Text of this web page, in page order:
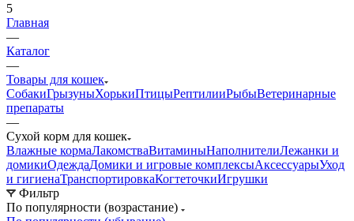
5
Главная
—
Каталог
—
Товары для кошек
СобакиГрызуныХорькиПтицыРептилииРыбыВетеринарные
препараты
—
Сухой корм для кошек
Влажные кормаЛакомстваВитаминыНаполнителиЛежанки и
домикиОдеждаДомики и игровые комплексыАксессуарыУход
и гигиенаТранспортировкаКогтеточкиИгрушки
Фильтр
По популярности (возрастание)